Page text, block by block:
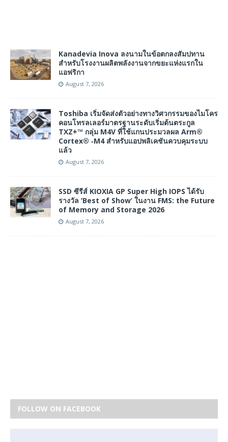
Kanadevia Inova ลงนามในข้อตกลงสัมปทาน
สำหรับโรงงานผลิตพลังงานจากขยะแห่งแรกใน
แอฟริกา
August 7, 2026
Toshiba เริ่มจัดส่งตัวอย่างทางวิศวกรรมของไมโคร
คอนโทรลเลอร์มาตรฐานระดับเริ่มต้นตระกูล
TXZ+™ กลุ่ม M4V ที่ใช้แกนประมวลผล Arm®
Cortex® ‑M4 สำหรับแอปพลิเคชันควบคุมระบบ
แล้ว
August 7, 2026
SSD ซีรีส์ KIOXIA GP Super High IOPS ได้รับ
รางวัล ‘Best of Show’ ในงาน FMS: the Future
of Memory and Storage 2026
August 7, 2026
FOLLOW ON FACEBOOK